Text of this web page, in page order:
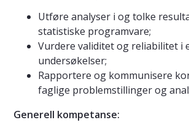
Utføre analyser i og tolke
statistiske programvare;
Vurdere validitet og reliabilitet i
undersøkelser;
Rapportere og kommunisere
faglige problemstillinger og
Generell kompetanse: